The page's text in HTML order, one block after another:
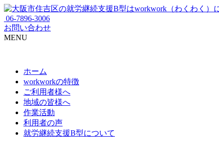
06-7896-3006
お問い合わせ
MENU
ホーム
workworkの特徴
ご利用者様へ
地域の皆様へ
作業活動
利用者の声
就労継続支援B型について